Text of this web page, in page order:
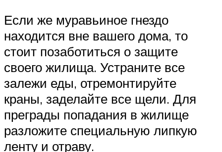
Если же муравьиное гнездо
находится вне вашего дома, то
стоит позаботиться о защите
своего жилища. Устраните все
залежи еды, отремонтируйте
краны, заделайте все щели. Для
преграды попадания в жилище
разложите специальную липкую
ленту и отраву.